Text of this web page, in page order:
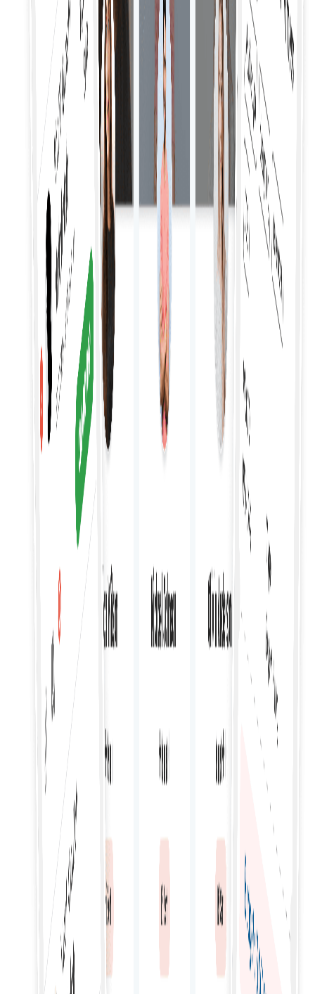
Monitorizarea performanței
Urmăriți și evaluați performanța freelancerilor cu
ajutorul unor analize detaliate pentru a asigura o
muncă de înaltă calitate și livrarea la timp.
Începeți achiziția
Gestionarea bugetului
Gestionați eficient bugetele prin stabilirea tarifelor,
urmărirea cheltuielilor și controlul costurilor asociate cu
angajările de freelanceri.
Adaptarea la nevoile proiectului prin opțiuni flexibile de
angajare, care să țină cont de schimbările în domeniul
aplicare și de disponibilitatea freelancerilor.
Suport cuprinzător pentru chat
Primiți sprijin complet pentru toate aspectele legate de
angajarea, gestionarea și evaluarea freelancerilor,
pentru a asigura rezultate de succes.
Gestionarea bugetului